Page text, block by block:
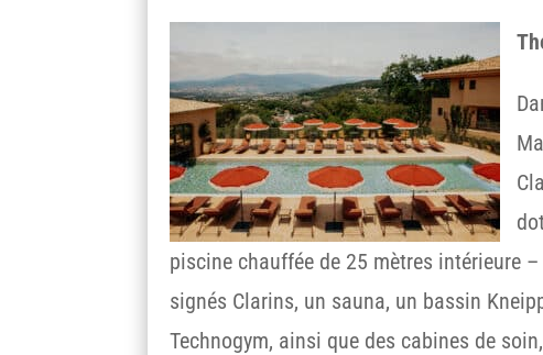
piscine chauffée de 25 mètres intérieure
signés Clarins, un sauna, un bassin
Technogym, ainsi que des cabines de